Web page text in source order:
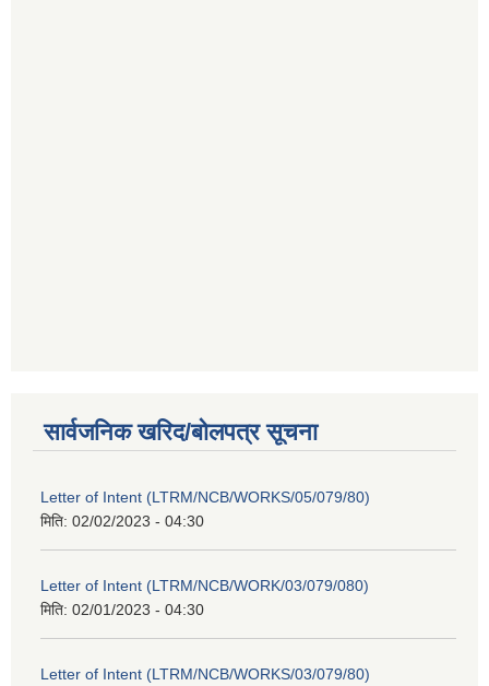
सार्वजनिक खरिद/बोलपत्र सूचना
Letter of Intent (LTRM/NCB/WORKS/05/079/80)
मिति: 02/02/2023 - 04:30
Letter of Intent (LTRM/NCB/WORK/03/079/080)
मिति: 02/01/2023 - 04:30
Letter of Intent (LTRM/NCB/WORKS/03/079/80)